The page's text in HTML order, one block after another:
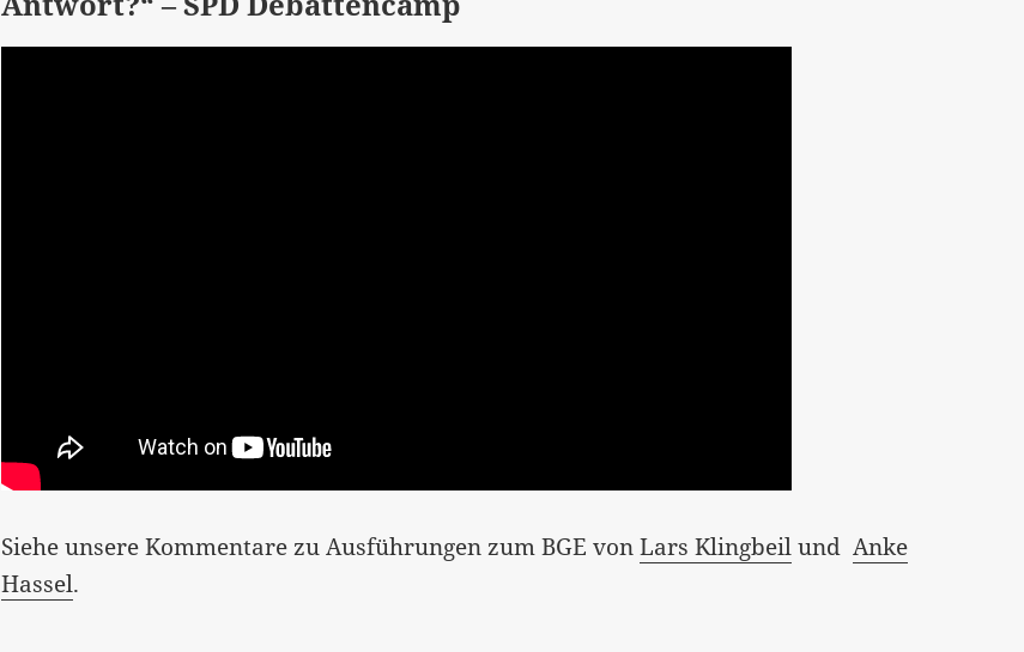
Siehe unsere Kommentare zu Ausführungen zum BGE vonLars KlingbeilundAnke
Hassel.